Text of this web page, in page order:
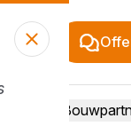
Over